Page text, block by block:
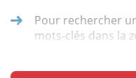
Pour rechercher
mots-clés dans la